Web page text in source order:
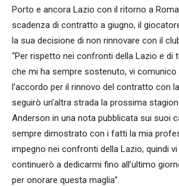
Porto e ancora Lazio con il ritorno a
scadenza di contratto a giugno, il
la sua decisione di non rinnovare con il
“Per rispetto nei confronti della Lazio e di
che mi ha sempre sostenuto, vi
l’accordo per il rinnovo del contratto con
seguirò un’altra strada la prossima
Anderson in una nota pubblicata sui suoi
sempre dimostrato con i fatti la mia
impegno nei confronti della Lazio, quindi
continuerò a dedicarmi fino all’ultimo
per onorare questa maglia”.